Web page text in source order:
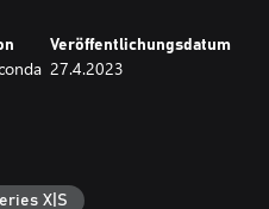
werden noch mehr
Sie außerdem versteckte
für Boni.
ist alles.
genieße sie!
Veröffentlichungsdatum
27.4.2023
X|S